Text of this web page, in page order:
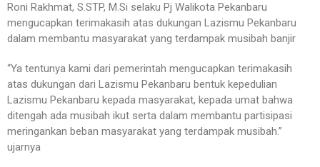
Roni Rakhmat, S.STP, M.Si selaku Pj Walikota Pekanbaru
mengucapkan terimakasih atas dukungan Lazismu Pekanbaru
dalam membantu masyarakat yang terdampak musibah banjir
“Ya tentunya kami dari pemerintah mengucapkan terimakasih
atas dukungan dari Lazismu Pekanbaru bentuk kepedulian
Lazismu Pekanbaru kepada masyarakat, kepada umat bahwa
ditengah ada musibah ikut serta dalam membantu partisipasi
meringankan beban masyarakat yang terdampak musibah.”
ujarnya